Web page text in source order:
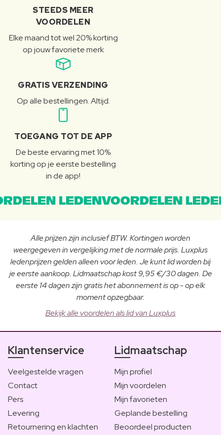
STEEDS MEER
VOORDELEN
Elke maand tot wel 20% korting
op jouw favoriete merk
GRATIS VERZENDING
Op alle bestellingen. Altijd.
TOEGANG TOT DE APP
De beste ervaring met 10%
korting op je eerste bestelling
in de app!
LEDENVOORDELEN
Alle prijzen zijn inclusief BTW. Kortingen worden
weergegeven in vergelijking met de normale prijs. Luxplus
ledenprijzen gelden alleen voor leden. Je kunt lid worden bij
je eerste aankoop. Lidmaatschap kost 9,95 €/30 dagen. De
eerste 14 dagen zijn gratis het abonnement is op - op elk
moment opzegbaar.
Bekijk alle voordelen als lid van Luxplus
Klantenservice
Veelgestelde vragen
Contact
Pers
Levering
Retournering en klachten
Lidmaatschap
Mijn profiel
Mijn voordelen
Mijn favorieten
Geplande bestelling
Beoordeel producten